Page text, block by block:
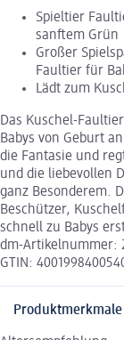
Spieltier
sanftem Grün
Großer
Faultier für
Lädt zum
Das Kuschel-
Babys von Geburt
die Fantasie und
und die liebevollen
ganz Besonderem.
Beschützer,
schnell zu Babys
dm-Artikelnummer:
GTIN:
Produktmerkmale